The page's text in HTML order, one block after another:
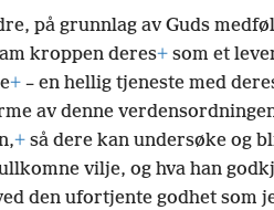
på grunnlag av Guds
kroppen deres+ som et
+ – en hellig tjeneste med
av denne
+ så dere kan undersøke og
vilje, og hva han
den ufortjente godhet som